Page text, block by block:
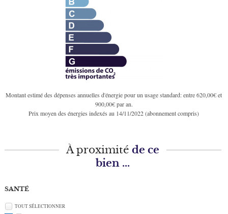
Montant estimé des dépenses annuelles d'énergie pour un usage standard: entre 620,00€ et
900,00€ par an.
Prix moyen des énergies indexés au 14/11/2022 (abonnement compris)
À proximitéde ce
bien ...
SANTÉ
TOUT SÉLECTIONNER